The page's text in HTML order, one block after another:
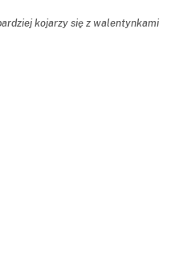
kojarzy się z walentynkami